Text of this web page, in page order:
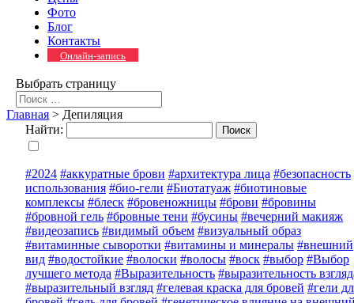
Фото
Блог
Контакты
Онлайн-запись
Выбрать страницу
Главная > Депиляция
Найти:
#2024 #аккуратные брови #архитектура лица #безопасность
использования #био-гели #Биотатуаж #биотиновые
комплексы #блеск #бровеножницы #брови #бровины
#бровной гель #бровные тени #бусины #вечерний макияж
#видеозапись #видимый объем #визуальный образ
#витаминные сыворотки #витамины и минералы #внешний
вид #водостойкие #волоски #волосы #воск #выбор #Выбор
лучшего метода #Выразительность #выразительность
#выразительный взгляд #гелевая краска для бровей #гели